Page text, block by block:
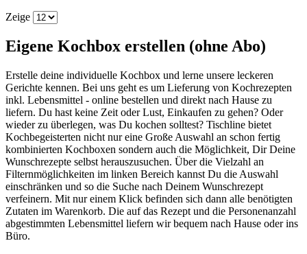
Zeige
Eigene Kochbox erstellen (ohne Abo)
Erstelle deine individuelle Kochbox und lerne unsere leckeren
Gerichte kennen. Bei uns geht es um Lieferung von Kochrezepten
inkl. Lebensmittel - online bestellen und direkt nach Hause zu
liefern. Du hast keine Zeit oder Lust, Einkaufen zu gehen? Oder
wieder zu überlegen, was Du kochen solltest? Tischline bietet
Kochbegeisterten nicht nur eine Große Auswahl an schon fertig
kombinierten Kochboxen sondern auch die Möglichkeit, Dir Deine
Wunschrezepte selbst herauszusuchen. Über die Vielzahl an
Filternmöglichkeiten im linken Bereich kannst Du die Auswahl
einschränken und so die Suche nach Deinem Wunschrezept
verfeinern. Mit nur einem Klick befinden sich dann alle benötigten
Zutaten im Warenkorb. Die auf das Rezept und die Personenanzahl
abgestimmten Lebensmittel liefern wir bequem nach Hause oder ins
Büro.